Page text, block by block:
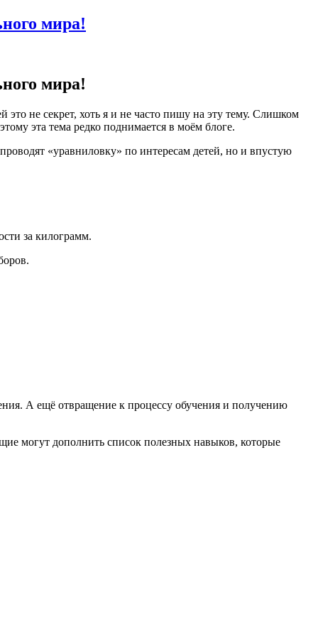
мира!
мира!
не секрет, хоть я и не часто пишу на эту тему. Слишком
эта тема редко поднимается в моём блоге.
«уравниловку» по интересам детей, но и впустую
за килограмм.
А ещё отвращение к процессу обучения и получению
могут дополнить список полезных навыков, которые